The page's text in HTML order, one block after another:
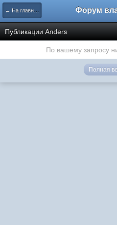
← На главную
Публикации Anders
По вашему запросу
Полная